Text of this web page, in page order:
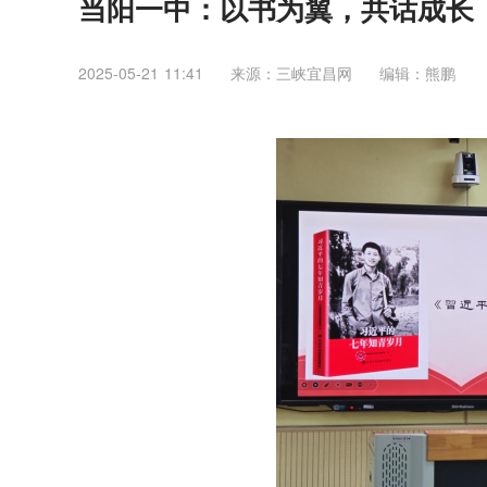
当阳一中：以书为翼，共话成长
2025-05-21 11:41 来源：三峡宜昌网 编辑：熊鹏